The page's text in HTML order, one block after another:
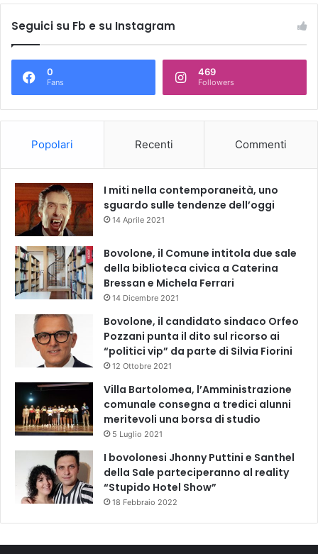
Seguici su Fb e su Instagram
0
Fans
469
Followers
Popolari Recenti Commenti
I miti nella contemporaneità, uno
sguardo sulle tendenze dell’oggi
14 Aprile 2021
Bovolone, il Comune intitola due sale
della biblioteca civica a Caterina
Bressan e Michela Ferrari
14 Dicembre 2021
Bovolone, il candidato sindaco Orfeo
Pozzani punta il dito sul ricorso ai
“politici vip” da parte di Silvia Fiorini
12 Ottobre 2021
Villa Bartolomea, l’Amministrazione
comunale consegna a tredici alunni
meritevoli una borsa di studio
5 Luglio 2021
I bovolonesi Jhonny Puttini e Santhel
della Sale parteciperanno al reality
“Stupido Hotel Show”
18 Febbraio 2022